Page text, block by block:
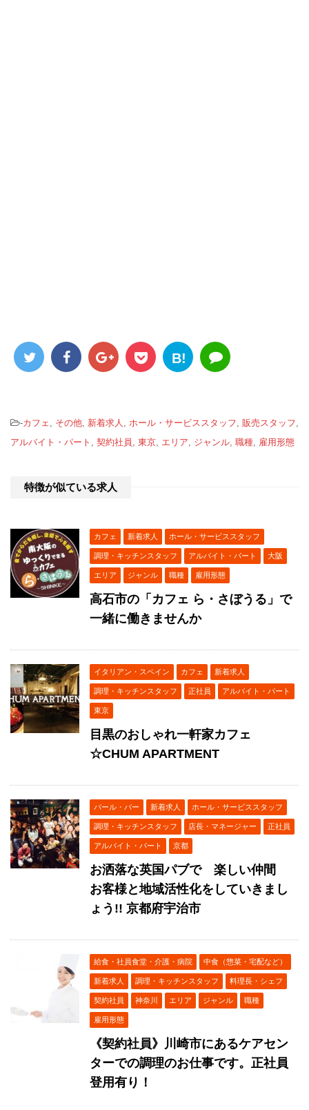
B!
-カフェ , その他, 新着求人 , ホール・サービススタッフ, 販売スタッフ,
アルバイト・パート , 契約社員 , 東京, エリア, ジャンル, 職種, 雇用形態
特徴が似ている求人
カフェ 新着求人 ホール・サービススタッフ
調理・キッチンスタッフ アルバイト・パート 大阪
エリア ジャンル 職種 雇用形態
高石市の「カフェ ら・さぼうる」で
一緒に働きませんか
イタリアン・スペイン カフェ 新着求人
調理・キッチンスタッフ 正社員 アルバイト・パート
東京
目黒のおしゃれ一軒家カフェ
☆CHUM APARTMENT
バール・バー 新着求人 ホール・サービススタッフ
調理・キッチンスタッフ 店長・マネージャー 正社員
アルバイト・パート 京都
お洒落な英国パブで 楽しい仲間
お客様と地域活性化をしていきまし
ょう!! 京都府宇治市
給食・社員食堂・介護・病院 中食（惣菜・宅配など）
新着求人 調理・キッチンスタッフ 料理長・シェフ
契約社員 神奈川 エリア ジャンル 職種
雇用形態
《契約社員》川崎市にあるケアセン
ターでの調理のお仕事です。正社員
登用有り！